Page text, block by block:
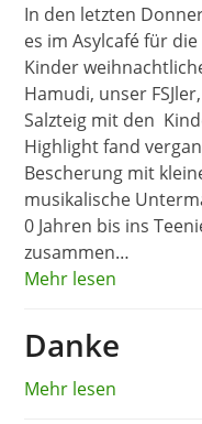
In den letzten
es im Asylcafé für die
Kinder
Hamudi, unser
Salzteig mit den
Highlight fand
Bescherung mit
musikalische
0 Jahren bis ins
zusammen…
Mehr lesen
Danke
Mehr lesen